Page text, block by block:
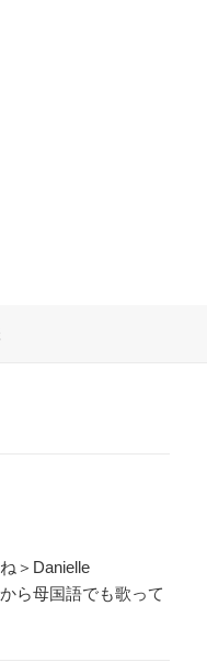
＞Danielle
ら母国語でも歌って